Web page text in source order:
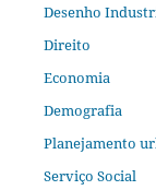
Desenho
Direito
Economia
Demografia
Planejamento
Serviço Social